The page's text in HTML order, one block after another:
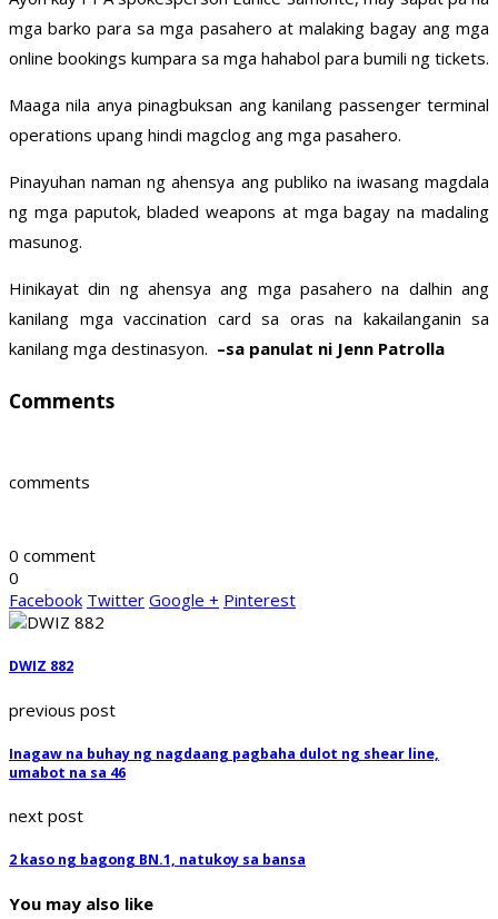
mga barko para sa mga pasahero at malaking bagay ang mga
online bookings kumpara sa mga hahabol para bumili ng tickets.
Maaga nila anya pinagbuksan ang kanilang passenger terminal
operations upang hindi magclog ang mga pasahero.
Pinayuhan naman ng ahensya ang publiko na iwasang magdala
ng mga paputok, bladed weapons at mga bagay na madaling
masunog.
Hinikayat din ng ahensya ang mga pasahero na dalhin ang
kanilang mga vaccination card sa oras na kakailanganin sa
kanilang mga destinasyon. –sa panulat ni Jenn Patrolla
Comments
comments
0 comment
0
Facebook Twitter Google + Pinterest
DWIZ 882
previous post
Inagaw na buhay ng nagdaang pagbaha dulot ng shear line,
umabot na sa 46
next post
2 kaso ng bagong BN.1, natukoy sa bansa
You may also like